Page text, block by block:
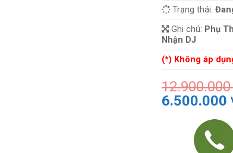
Trạng thái:
Ghi chú: Phụ
Nhận DJ
(*) Không áp
Giá
6.500.000